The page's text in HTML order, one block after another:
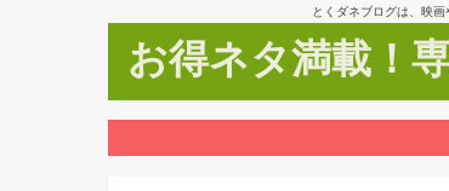
とくダネブログは、映
お得ネタ満載！